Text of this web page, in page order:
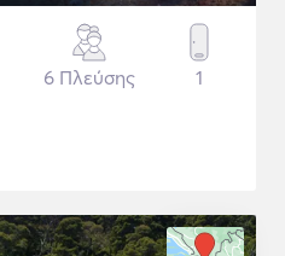
6 Πλεύσης 1